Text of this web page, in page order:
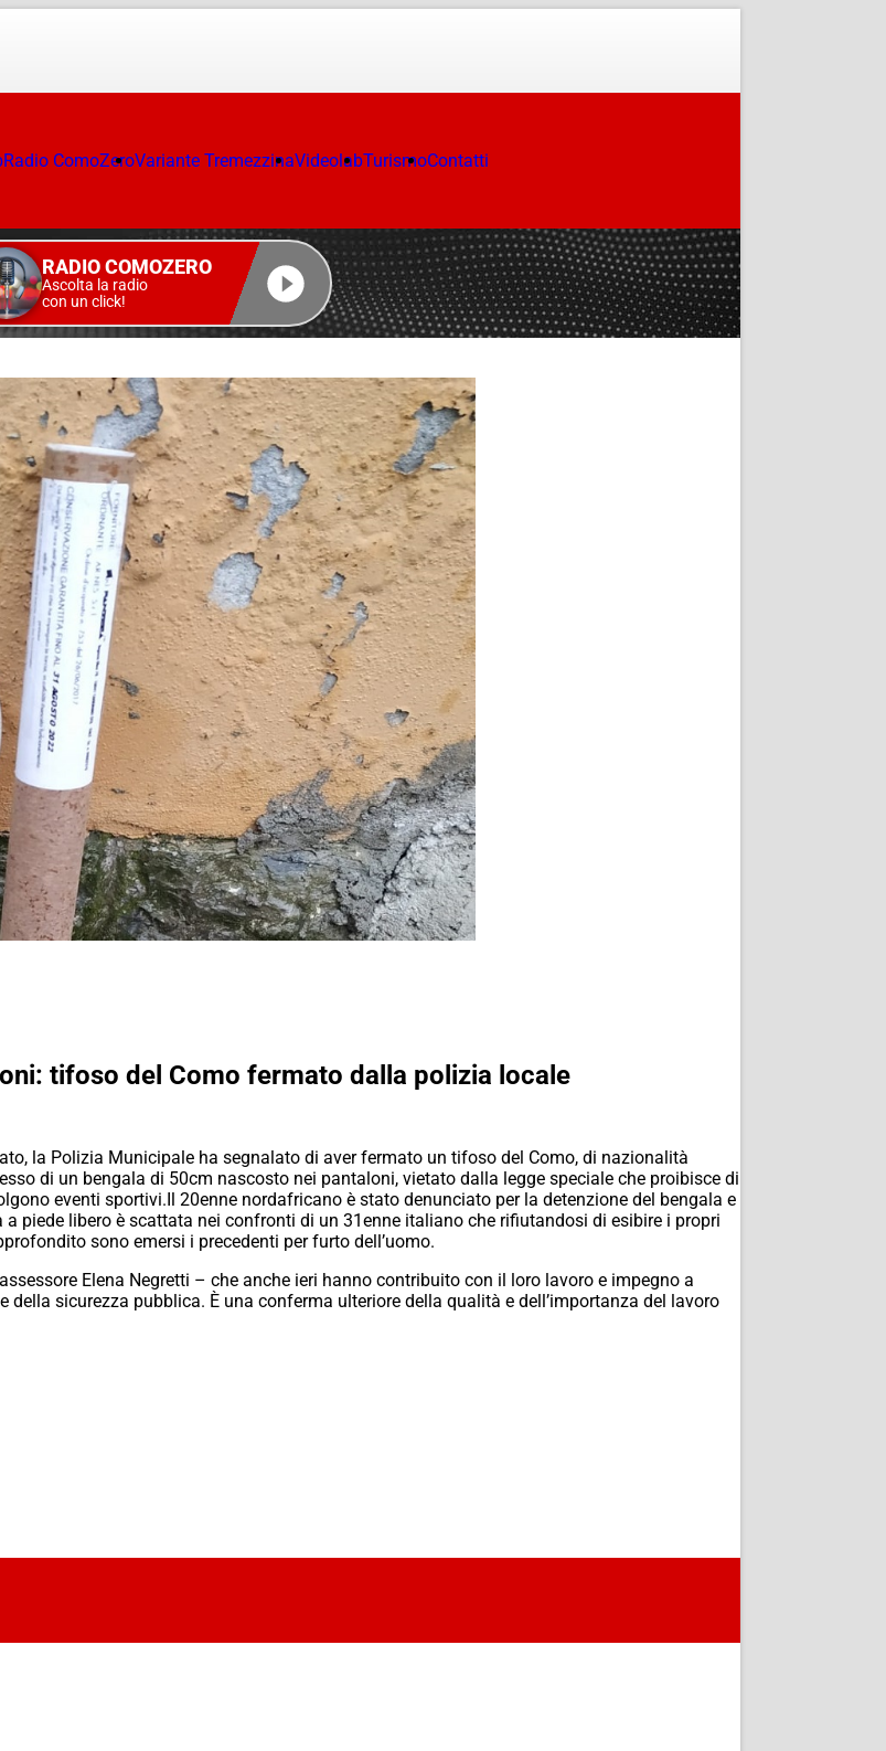
Radio ComoZeroVariante TremezzinaVideolabTurismoContatti
RADIO COMOZERO
Ascolta la radio
con un click!
tifoso del Como fermato dalla polizia locale
la Polizia Municipale ha segnalato di aver fermato un tifoso del Como, di nazionalità
di un bengala di 50cm nascosto nei pantaloni, vietato dalla legge speciale che proibisce di
eventi sportivi.Il 20enne nordafricano è stato denunciato per la detenzione del bengala e
a piede libero è scattata nei confronti di un 31enne italiano che rifiutandosi di esibire i propri
sono emersi i precedenti per furto dell’uomo.
Elena Negretti – che anche ieri hanno contribuito con il loro lavoro e impegno a
della sicurezza pubblica. È una conferma ulteriore della qualità e dell’importanza del lavoro